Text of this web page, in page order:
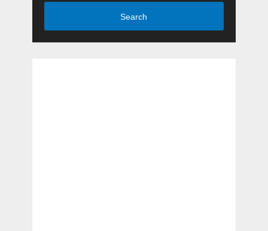
Search